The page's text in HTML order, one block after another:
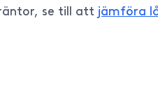
se till att jämföra